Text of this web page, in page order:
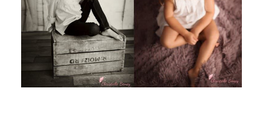
Théa & Zoé, séance enfant famille en
studio Toulouse, Castres et Revel